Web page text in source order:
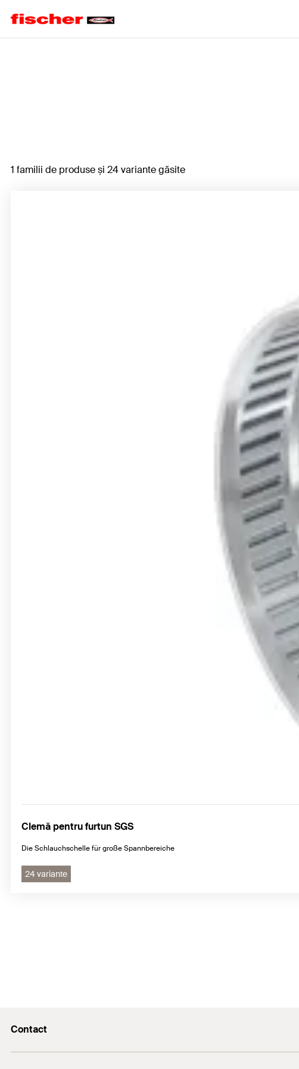
1 familii de produse și 24 variante găsite
Clemă pentru furtun SGS
Die Schlauchschelle für große Spannbereiche
24 variante
Contact